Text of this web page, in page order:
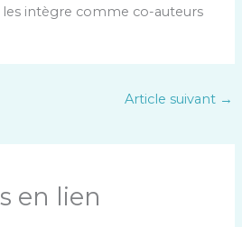
intègre comme co-auteurs
Article suivant →
en lien